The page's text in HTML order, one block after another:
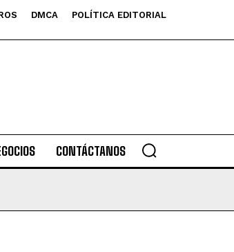
DMCA
POLÍTICA EDITORIAL
CONTÁCTANOS